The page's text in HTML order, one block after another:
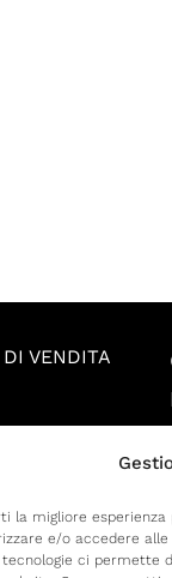
la migliore
e/o accedere
ci permette
VENDITA